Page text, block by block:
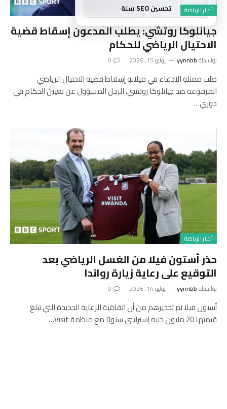
أخبار الرياضة
جيانلوكا روتشي: يطلب المدعون إسقاط قضية
الاحتيال الرياضي للحكام
بواسطةyynnbb يوليو 15, 2026 0
طلب ممثلو الادعاء في ميلانو إسقاط قضية الاحتيال الرياضي
المرفوعة ضد جيانلوكا روتشي، الرجل المسؤول عن تعيين الحكام في
دوري…
أخبار الرياضة
حذر أستون فيلا من الغسل الرياضي بعد
التوقيع على رعاية زيارة رواندا
بواسطةyynnbb يوليو 14, 2026 0
أستون فيلا تم تحذيرهم من أن اتفاقية الرعاية الجديدة التي تبلغ
قيمتها 20 مليون جنيه إسترليني سنويًا مع منظمة Visit…
تحسين SEO سلة